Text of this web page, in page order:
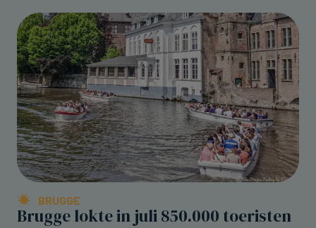
BRUGGE
Brugge lokte in juli 850.000 toeristen